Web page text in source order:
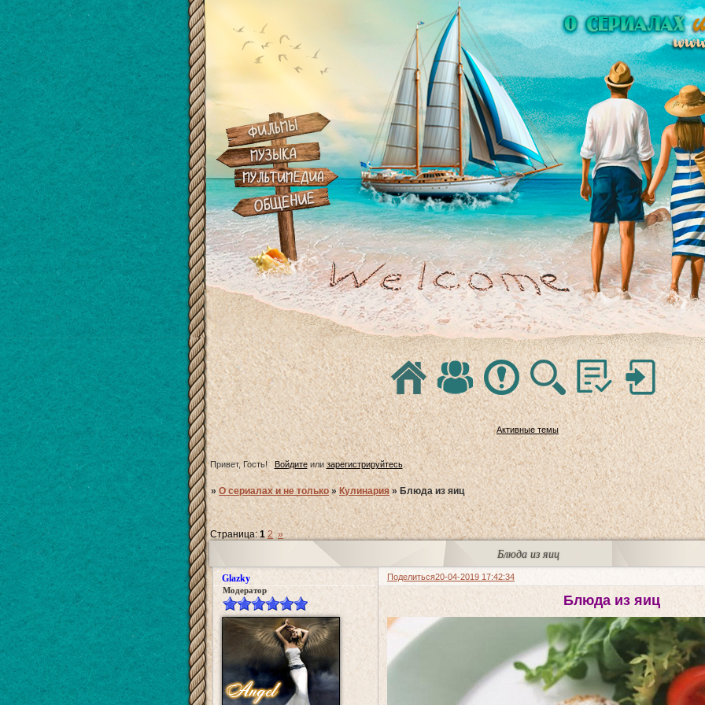
Активные темы
Привет, Гость! Войдитеилизарегистрируйтесь.
»О сериалах и не только »Кулинария »Блюда из яиц
Блюда из яиц
Страница:1 2 »
Поделиться20-04-2019 17:42:34
Glazky
Модератор
Блюда из яиц